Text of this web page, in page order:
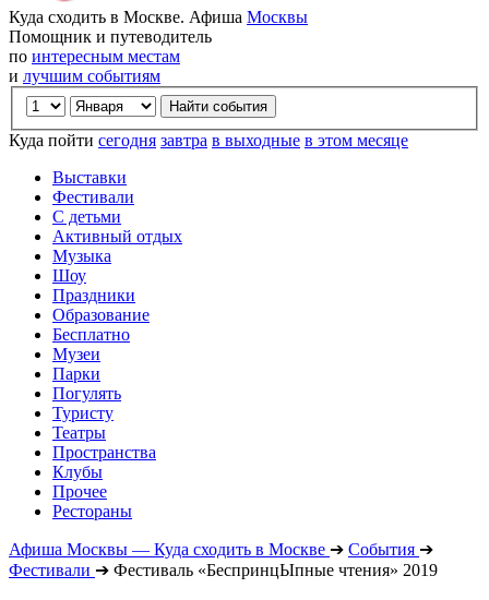
Куда сходить в Москве. Афиша Москвы
Помощник и путеводитель
по интересным местам
и лучшим событиям
Куда пойти сегодня завтра в выходные в этом месяце
Выставки
Фестивали
С детьми
Активный отдых
Музыка
Шоу
Праздники
Образование
Бесплатно
Музеи
Парки
Погулять
Туристу
Театры
Пространства
Клубы
Прочее
Рестораны
Афиша Москвы — Куда сходить в Москве ➔ События ➔
Фестивали ➔ Фестиваль «БеспринцЫпные чтения» 2019